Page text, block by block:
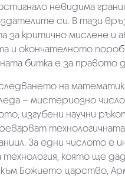
невидима
си. В тази
за критично мислене
и окончателното
битка е за правото
на
– мистериозно
изгубени научни
За едни числото е
технология, която ще
Божието царство,